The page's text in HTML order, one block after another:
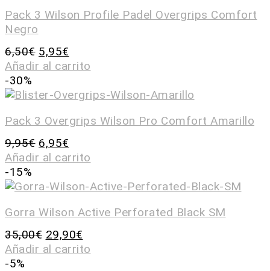
Pack 3 Wilson Profile Padel Overgrips Comfort
Negro
6,50€ 5,95€
Añadir al carrito
-30%
Pack 3 Overgrips Wilson Pro Comfort Amarillo
9,95€ 6,95€
Añadir al carrito
-15%
Gorra Wilson Active Perforated Black SM
35,00€ 29,90€
Añadir al carrito
-5%